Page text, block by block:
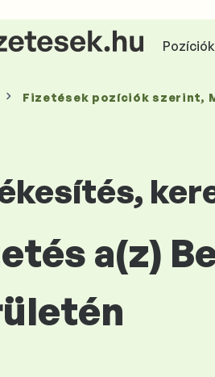
Fizetések pozíciók szerint,
a(z)